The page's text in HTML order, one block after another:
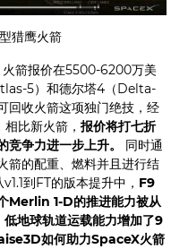
猎鹰火箭
箭报价在5500-6200万美
5）和德尔塔4（Delta-
回收火箭这项独门绝技，经
比新火箭， 报价将打七折
争力进一步上升。
同时通
箭的配重、燃料并且进行结
到FT的版本提升中， F9
Merlin 1-D的推进能力被从
地球轨道运载能力增加了9
如何助力SpaceX火箭